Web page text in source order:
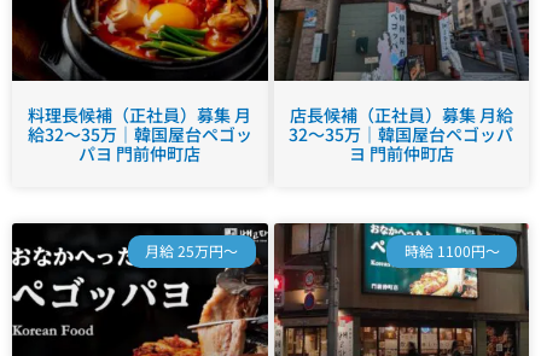
料理長候補（正社員）募集 月
給32～35万｜韓国屋台ペゴッ
パヨ 門前仲町店
店長候補（正社員）募集 月給
32～35万｜韓国屋台ペゴッパ
ヨ 門前仲町店
月給 25万円～ 時給 1100円～